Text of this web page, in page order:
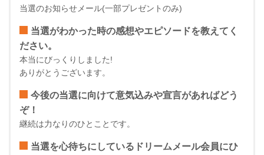
当選のお知らせメール(一部プレゼントのみ)
当選がわかった時の感想やエピソードを教えてく
ださい。
本当にびっくりしました!
ありがとうございます。
今後の当選に向けて意気込みや宣言があればどう
ぞ！
継続は力なりのひとことです。
当選を心待ちにしているドリームメール会員にひ